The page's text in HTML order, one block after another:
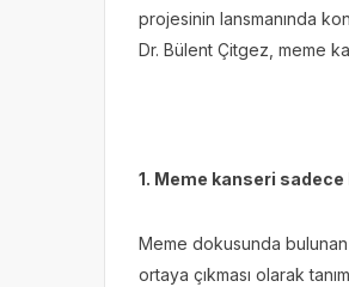
projesinin lansmanında
Dr. Bülent Çitgez, meme
1. Meme kanseri
Meme dokusunda bulunan
ortaya çıkması olarak